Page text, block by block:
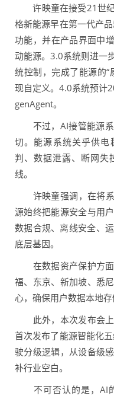
许映童在接受21世纪
格新能源早在第一代产
功能，并在产品界面中
动能源。3.0系统则进一
统控制，完成了能源的“
现自定义。4.0系统预计
genAgent。
不过，AI接管能源系
切。能源系统关乎供电
判、数据泄露、断网失
线。
许映童强调，在将系
源始终把能源安全与用
数据合规、离线安全、
底层基因。
在数据资产保护方面
福、东京、新加坡、悉
心，确保用户数据本地
此外，本次发布会上
首次发布了能源智能化
驶分级逻辑，从设备级
补行业空白。
不可否认的是，AI的